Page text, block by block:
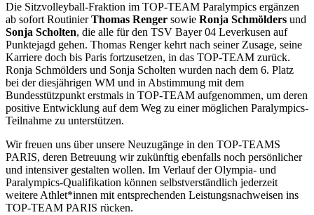
Die Sitzvolleyball-Fraktion im TOP-TEAM Paralympics ergänzen
ab sofort RoutinierThomas Renger sowie Ronja Schmölders und
Sonja Scholten, die alle für den TSV Bayer 04 Leverkusen auf
Punktejagd gehen. Thomas Renger kehrt nach seiner Zusage, seine
Karriere doch bis Paris fortzusetzen, in das TOP-TEAM zurück.
Ronja Schmölders und Sonja Scholten wurden nach dem 6. Platz
bei der diesjährigen WM und in Abstimmung mit dem
Bundesstützpunkt erstmals in TOP-TEAM aufgenommen, um deren
positive Entwicklung auf dem Weg zu einer möglichen Paralympics-
Teilnahme zu unterstützen.
Wir freuen uns über unsere Neuzugänge in den TOP-TEAMS
PARIS, deren Betreuung wir zukünftig ebenfalls noch persönlicher
und intensiver gestalten wollen. Im Verlauf der Olympia- und
Paralympics-Qualifikation können selbstverständlich jederzeit
weitere Athlet*innen mit entsprechenden Leistungsnachweisen ins
TOP-TEAM PARIS rücken.